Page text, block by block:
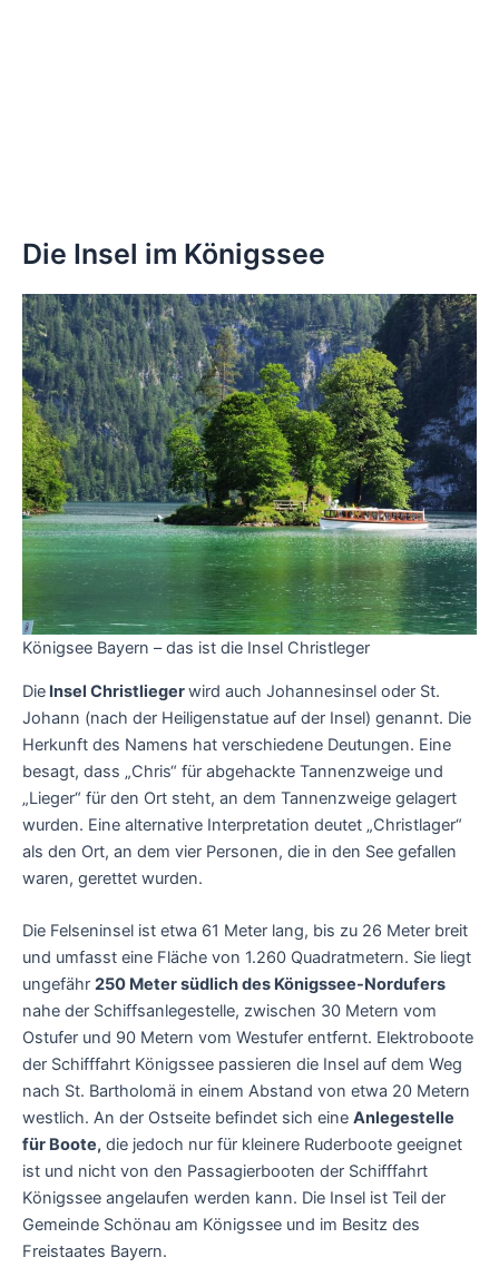
Die Insel im Königssee
Königsee Bayern – das ist die Insel Christleger
Die Insel Christliegerwird auch Johannesinsel oder St.
Johann (nach der Heiligenstatue auf der Insel) genannt. Die
Herkunft des Namens hat verschiedene Deutungen. Eine
besagt, dass „Chris“ für abgehackte Tannenzweige und
„Lieger“ für den Ort steht, an dem Tannenzweige gelagert
wurden. Eine alternative Interpretation deutet „Christlager“
als den Ort, an dem vier Personen, die in den See gefallen
waren, gerettet wurden.
Die Felseninsel ist etwa 61 Meter lang, bis zu 26 Meter breit
und umfasst eine Fläche von 1.260 Quadratmetern. Sie liegt
ungefähr 250 Meter südlich des Königssee-Nordufers
nahe der Schiffsanlegestelle, zwischen 30 Metern vom
Ostufer und 90 Metern vom Westufer entfernt. Elektroboote
der Schifffahrt Königssee passieren die Insel auf dem Weg
nach St. Bartholomä in einem Abstand von etwa 20 Metern
westlich. An der Ostseite befindet sich eine Anlegestelle
für Boote, die jedoch nur für kleinere Ruderboote geeignet
ist und nicht von den Passagierbooten der Schifffahrt
Königssee angelaufen werden kann. Die Insel ist Teil der
Gemeinde Schönau am Königssee und im Besitz des
Freistaates Bayern.